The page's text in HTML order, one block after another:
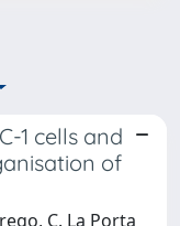
1 cells and
of
C. La Porta